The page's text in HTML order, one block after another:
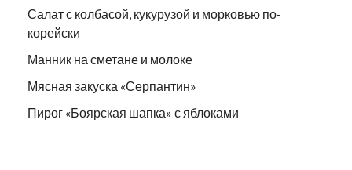
Салат с колбасой, кукурузой и морковью по-
корейски
Манник на сметане и молоке
Мясная закуска «Серпантин»
Пирог «Боярская шапка» с яблоками